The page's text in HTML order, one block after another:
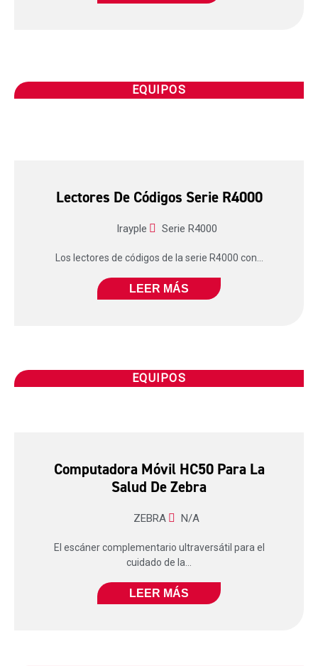
EQUIPOS
Lectores De Códigos Serie R4000
Irayple Serie R4000
Los lectores de códigos de la serie R4000 con...
LEER MÁS
EQUIPOS
Computadora Móvil HC50 Para La
Salud De Zebra
ZEBRA N/A
El escáner complementario ultraversátil para el
cuidado de la...
LEER MÁS